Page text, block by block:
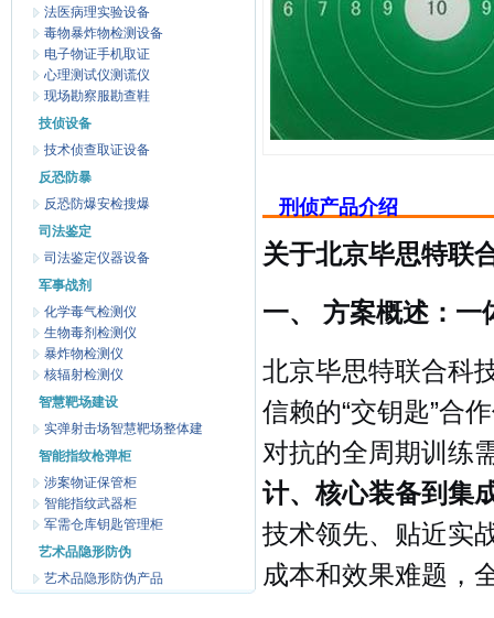
法医病理实验设备
毒物暴炸物检测设备
电子物证手机取证
心理测试仪测谎仪
现场勘察服勘查鞋
技侦设备
技术侦查取证设备
反恐防暴
反恐防爆安检搜爆
司法鉴定
司法鉴定仪器设备
军事战剂
化学毒气检测仪
生物毒剂检测仪
暴炸物检测仪
核辐射检测仪
智慧靶场建设
实弹射击场智慧靶场整体建
智能指纹枪弹柜
涉案物证保管柜
智能指纹武器柜
军需仓库钥匙管理柜
艺术品隐形防伪
艺术品隐形防伪产品
刑侦产品介绍
关于北京毕思特联
一、 方案概述：一
北京毕思特联合科
信赖的“交钥匙”合
对抗的全周期训练
计、核心装备到集
技术领先、贴近实
成本和效果难题，